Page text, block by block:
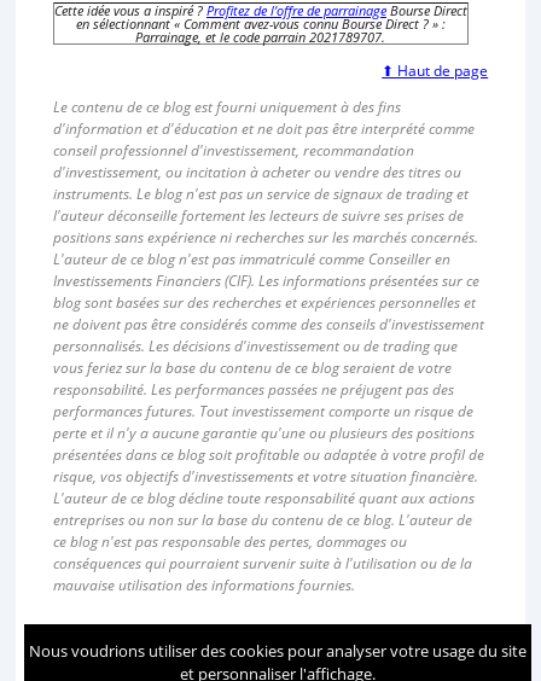
Cette idée vous a inspiré ? Profitez de l'offre de parrainageBourse Direct
en sélectionnant « Comment avez-vous connu Bourse Direct ? » :
Parrainage, et le code parrain 2021789707.
⬆ Haut de page
Le contenu de ce blog est fourni uniquement à des fins
d'information et d'éducation et ne doit pas être interprété comme
conseil professionnel d'investissement, recommandation
d'investissement, ou incitation à acheter ou vendre des titres ou
instruments. Le blog n'est pas un service de signaux de trading et
l'auteur déconseille fortement les lecteurs de suivre ses prises de
positions sans expérience ni recherches sur les marchés concernés.
L'auteur de ce blog n'est pas immatriculé comme Conseiller en
Investissements Financiers (CIF). Les informations présentées sur ce
blog sont basées sur des recherches et expériences personnelles et
ne doivent pas être considérés comme des conseils d'investissement
personnalisés. Les décisions d'investissement ou de trading que
vous feriez sur la base du contenu de ce blog seraient de votre
responsabilité. Les performances passées ne préjugent pas des
performances futures. Tout investissement comporte un risque de
perte et il n'y a aucune garantie qu'une ou plusieurs des positions
présentées dans ce blog soit profitable ou adaptée à votre profil de
risque, vos objectifs d'investissements et votre situation financière.
L'auteur de ce blog décline toute responsabilité quant aux actions
entreprises ou non sur la base du contenu de ce blog. L'auteur de
ce blog n'est pas responsable des pertes, dommages ou
conséquences qui pourraient survenir suite à l'utilisation ou de la
mauvaise utilisation des informations fournies.
PARCOURIR PAR ANNÉE
Nous voudrions utiliser des cookies pour analyser votre usage du site
et personnaliser l'affichage.